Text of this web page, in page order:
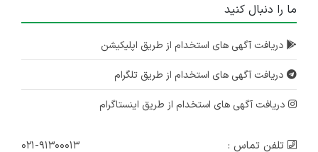
ما را دنبال کنید
دریافت آگهی های استخدام از طریق اپلیکیشن
دریافت آگهی های استخدام از طریق تلگرام
دریافت آگهی های استخدام از طریق اینستاگرام
تلفن تماس : ۰۲۱-۹۱۳۰۰۰۱۳